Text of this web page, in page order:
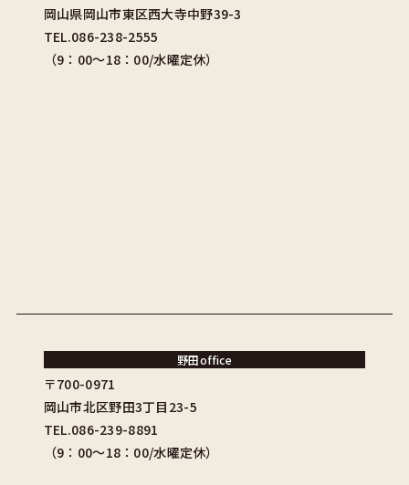
岡山県岡山市東区西大寺中野39-3
TEL.086-238-2555
（9：00〜18：00/水曜定休）
野田office
〒700-0971
岡山市北区野田3丁目23-5
TEL.086-239-8891
（9：00〜18：00/水曜定休）